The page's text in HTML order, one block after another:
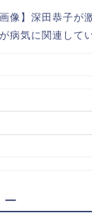
画像】深田恭子が
病気に関連して
ー